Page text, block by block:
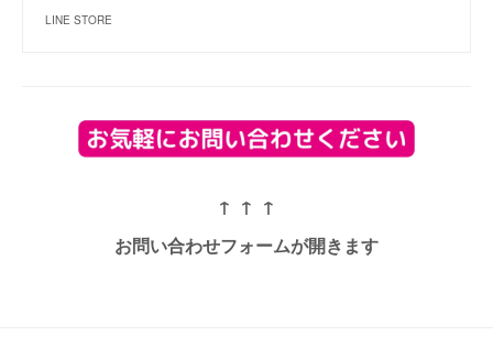
LINE STORE
↑ ↑ ↑
お問い合わせフォームが開きます